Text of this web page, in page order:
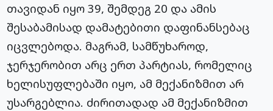
თავიდან იყო 39, შემდეგ 20 და ამის
შესაბამისად დამატებითი დაფინანსებაც
იცვლებოდა. მაგრამ, სამწუხაროდ,
ჯერჯერობით არც ერთ პარტიას, რომელიც
ხელისუფლებაში იყო, ამ მექანიზმით არ
უსარგებლია. ძირითადად ამ მექანიზმით